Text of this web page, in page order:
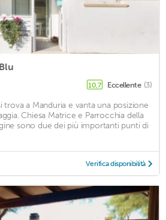
10,7 Eccellente (3)
a Manduria e vanta una posizione
Chiesa Matrice e Parrocchia della
sono due dei più importanti punti di
Verifica disponibilità